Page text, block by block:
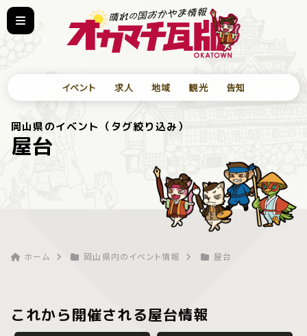
イベント 求人 地域 観光 告知
岡山県のイベント（タグ絞り込み）
屋台
ホーム 岡山県内のイベント情報 屋台
これから開催される屋台情報